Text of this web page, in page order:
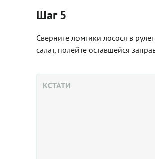
Шаг 5
Сверните ломтики лосося в
салат, полейте оставшейся
КСТАТИ